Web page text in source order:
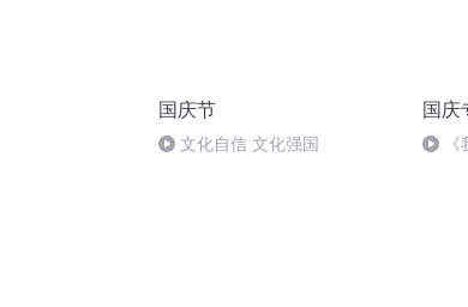
国庆节
文化自信 文化强国
国庆